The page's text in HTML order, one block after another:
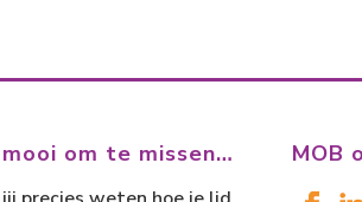
om te missen… MOB